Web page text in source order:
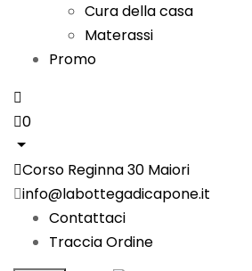
Cura della casa
Materassi
Promo
0
Corso Reginna 30 Maiori
info@labottegadicapone.it
Contattaci
Traccia Ordine